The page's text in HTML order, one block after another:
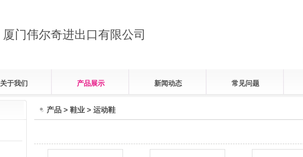
厦门伟尔奇进出口有限公司
关于我们
企业文化
产品展示 新闻动态 常见问题
产品 > 鞋业 > 运动鞋